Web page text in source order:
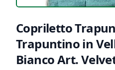
Copriletto
Trapuntino in
Bianco Art.